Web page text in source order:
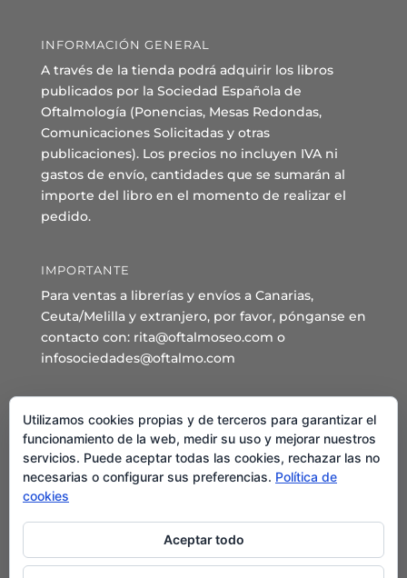
INFORMACIÓN GENERAL
A través de la tienda podrá adquirir los libros
publicados por la Sociedad Española de
Oftalmología (Ponencias, Mesas Redondas,
Comunicaciones Solicitadas y otras
publicaciones). Los precios no incluyen IVA ni
gastos de envío, cantidades que se sumarán al
importe del libro en el momento de realizar el
pedido.
IMPORTANTE
Para ventas a librerías y envíos a Canarias,
Ceuta/Melilla y extranjero, por favor, pónganse en
contacto con: rita@oftalmoseo.com o
infosociedades@oftalmo.com
Sede Administrativa y Secretaría General
C/ Arcipreste de Hita 14 – 1º Derecha.
28015 – Madrid
Teléfono: 91 544 80 35 - 91 544 58 79
Mail:
Utilizamos cookies propias y de terceros para garantizar el
funcionamiento de la web, medir su uso y mejorar nuestros
servicios. Puede aceptar todas las cookies, rechazar las no
necesarias o configurar sus preferencias. Política de
cookies
Aceptar todo